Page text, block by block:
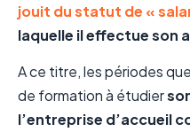
jouit du statut de «
laquelle il effectue son
A ce titre, les périodes
de formation à étudier
l’entreprise d’accueil